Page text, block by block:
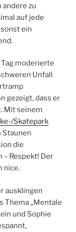
zu
auf jede
ein
moderierte
Unfall
gezeigt, dass er
Mit seinem
Skatepark
Staunen
die
– Respekt! Der
nice.
ausklingen
Thema „Mentale
und Sophie